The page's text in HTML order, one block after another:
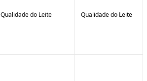
Qualidade do Leite Qualidade do Leite